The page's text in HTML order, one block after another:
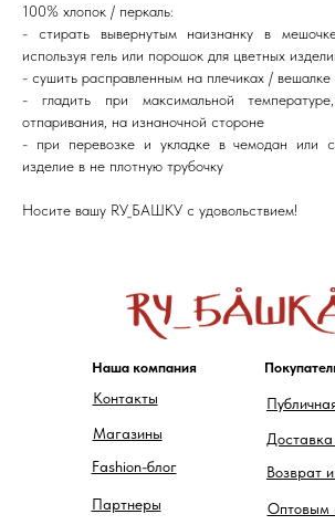
100% хлопок / перкаль:
- стирать вывернутым наизнанку в
используя гель или порошок для цветных
- сушить расправленным на плечиках / вешалке
- гладить при максимальной
отпаривания, на изнаночной стороне
- при перевозке и укладке в чемодан или
изделие в не плотную трубочку
Носите вашу RУ_БАШКУ c удовольствием!
Наша компания
Контакты
Партнеры
Fashion-блог
Магазины
Оптовым
Возврат